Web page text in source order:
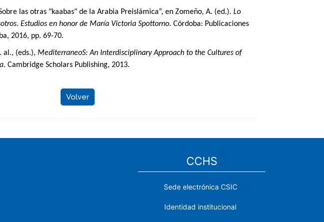
las otras "kaabas" de la Arabia Preislámica”, en Zomeño, A. (ed.).Lo
Estudios en honor de María Victoria Spottorno. Córdoba: Publicaciones
2016, pp. 69-70.
al., (eds.),MediterraneoS: An Interdisciplinary Approach to the Cultures of
. Cambridge Scholars Publishing, 2013.
Volver
CCHS
Sede electrónica CSIC
Identidad institucional